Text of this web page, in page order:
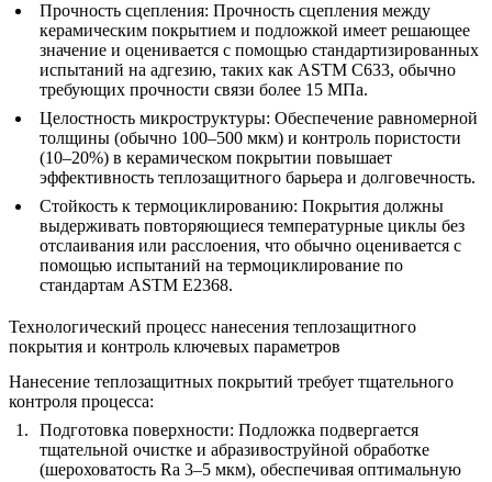
Прочность сцепления: Прочность сцепления между
керамическим покрытием и подложкой имеет решающее
значение и оценивается с помощью стандартизированных
испытаний на адгезию, таких как ASTM C633, обычно
требующих прочности связи более 15 МПа.
Целостность микроструктуры: Обеспечение равномерной
толщины (обычно 100–500 мкм) и контроль пористости
(10–20%) в керамическом покрытии повышает
эффективность теплозащитного барьера и долговечность.
Стойкость к термоциклированию: Покрытия должны
выдерживать повторяющиеся температурные циклы без
отслаивания или расслоения, что обычно оценивается с
помощью испытаний на термоциклирование по
стандартам ASTM E2368.
Технологический процесс нанесения теплозащитного
покрытия и контроль ключевых параметров
Нанесение теплозащитных покрытий требует тщательного
контроля процесса:
Подготовка поверхности: Подложка подвергается
тщательной очистке и абразивоструйной обработке
(шероховатость Ra 3–5 мкм), обеспечивая оптимальную